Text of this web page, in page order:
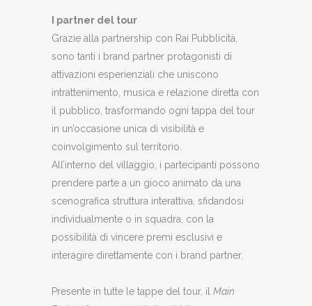
I partner del tour
Grazie alla partnership con Rai Pubblicità,
sono tanti i brand partner protagonisti di
attivazioni esperienziali che uniscono
intrattenimento, musica e relazione diretta con
il pubblico, trasformando ogni tappa del tour
in un’occasione unica di visibilità e
coinvolgimento sul territorio.
All’interno del villaggio, i partecipanti possono
prendere parte a un gioco animato da una
scenografica struttura interattiva, sfidandosi
individualmente o in squadra, con la
possibilità di vincere premi esclusivi e
interagire direttamente con i brand partner.
Presente in tutte le tappe del tour, il Main